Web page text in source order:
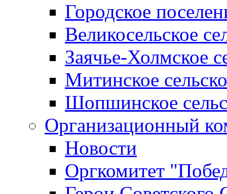
Городское
Великосельское
Заячье-Холмское
Митинское
Шопшинское
Организационный
Новости
Оргкомитет